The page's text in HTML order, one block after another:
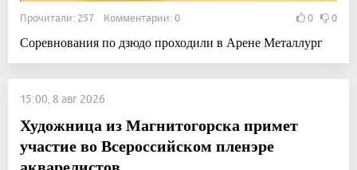
Прочитали: 257 Комментарии: 0 0 0
Соревнования по дзюдо проходили в Арене Металлург
15:00, 8 авг 2026
Художница из Магнитогорска примет
участие во Всероссийском пленэре